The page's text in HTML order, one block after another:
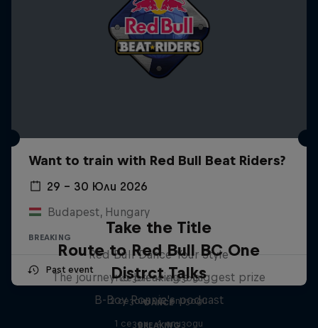
Want to train with Red Bull Beat Riders?
29 – 30 Юли 2026
Budapest, Hungary
BREAKING
Past event
Take the Title
Red Bull Dance Your Style
1 сезон · 4 епизоди
DANCE
Route to Red Bull BC One
The journey to breaking's biggest prize
2 сезони · 12 епизоди
BREAKING
Distrct Talks
B-Boy Ronnie's podcast
1 сезон · 4 епизоди